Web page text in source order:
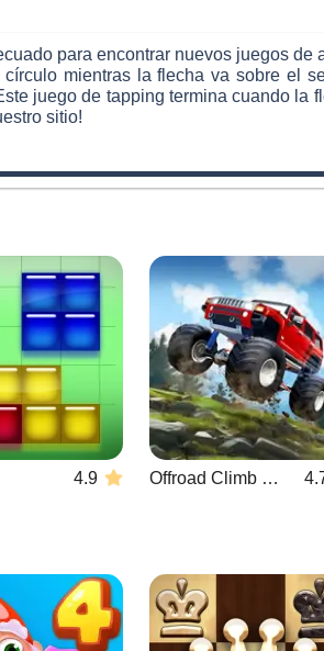
para encontrar nuevos juegos
mientras la flecha va sobre el
juego de tapping termina cuando
sitio!
4.9 Offroad Climb 4x4